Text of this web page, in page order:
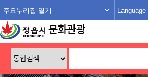
주요누리집 열기 Language
문화관광